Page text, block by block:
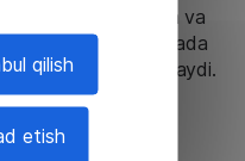
qilish
etish
chiqishga va
beradi, xavfsiz aloqada
mustahkamlaydi.
kerak